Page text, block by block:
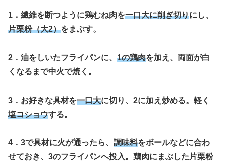
1．繊維を断つように鶏むね肉を一口大に削ぎ切りにし、
片栗粉（大2）をまぶす。
2．油をしいたフライパンに、 1の鶏肉を加え、両面が白
くなるまで中火で焼く。
3．お好きな具材を一口大に切り、2に加え炒める。軽く
塩コショウする。
4．3で具材に火が通ったら、 調味料をボールなどに合わ
せておき、3のフライパンへ投入。鶏肉にまぶした片栗粉